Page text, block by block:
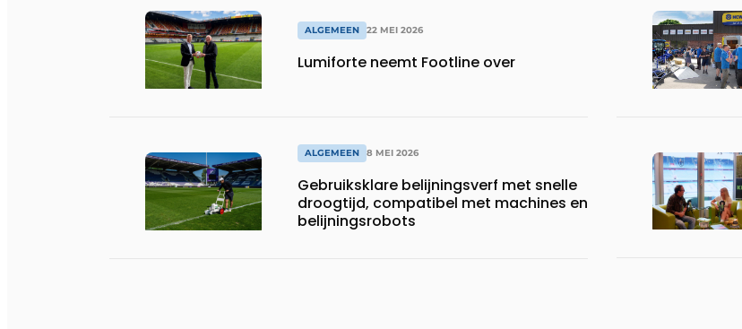
ALGEMEEN 22 MEI 2026
Lumiforte neemt Footline over
ALGEMEEN 8 MEI 2026
Gebruiksklare belijningsverf met snelle
droogtijd, compatibel met machines en
belijningsrobots